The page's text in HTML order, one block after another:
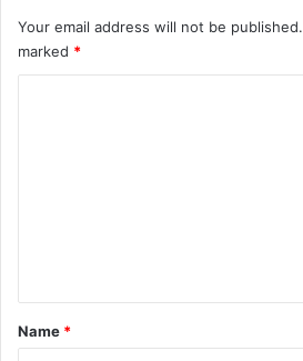
Your email address will not be published.
marked *
*
Name *